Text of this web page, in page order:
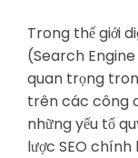
Trong thế giới
(Search
quan trọng
trên các công
những yếu tố
lược SEO